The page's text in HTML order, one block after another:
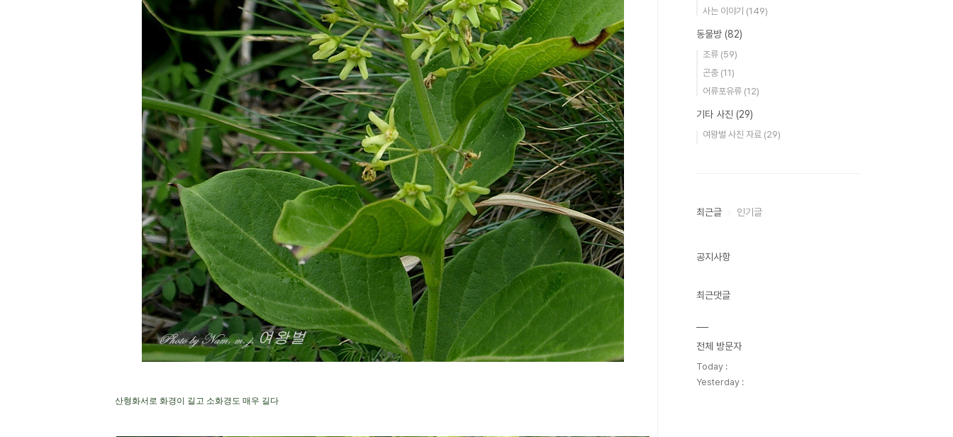
산형화서로 화경이 길고 소화경도 매우 길다
사는 이야기 (149)
동물방 (82)
조류 (59)
곤충 (11)
어류포유류 (12)
기타 사진 (29)
여왕벌 사진 자료 (29)
최근글 인기글
공지사항
최근댓글
전체 방문자
Today :
Yesterday :